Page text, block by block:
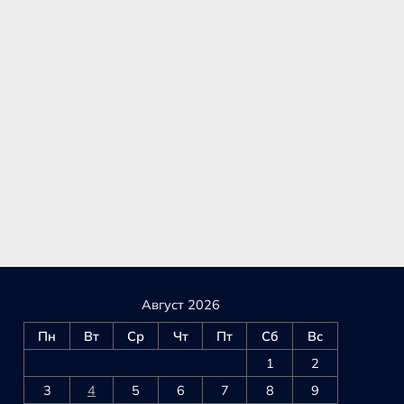
Август 2026
Пн
Вт Ср Чт Пт Сб
Вс
1
2
3
4 5 6 7 8 9